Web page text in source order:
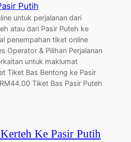
Putih
untuk perjalanan dari
atau dari Pasir Puteh ke
penempahan tiket online
Operator & Pilihan Perjalanan
untuk maklumat
Tiket Bas Bentong ke Pasir
Tiket Bas Pasir Puteh
Ke Pasir Putih